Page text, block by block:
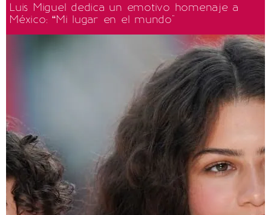
Luis Miguel dedica un emotivo homenaje a
México: “Mi lugar en el mundo"